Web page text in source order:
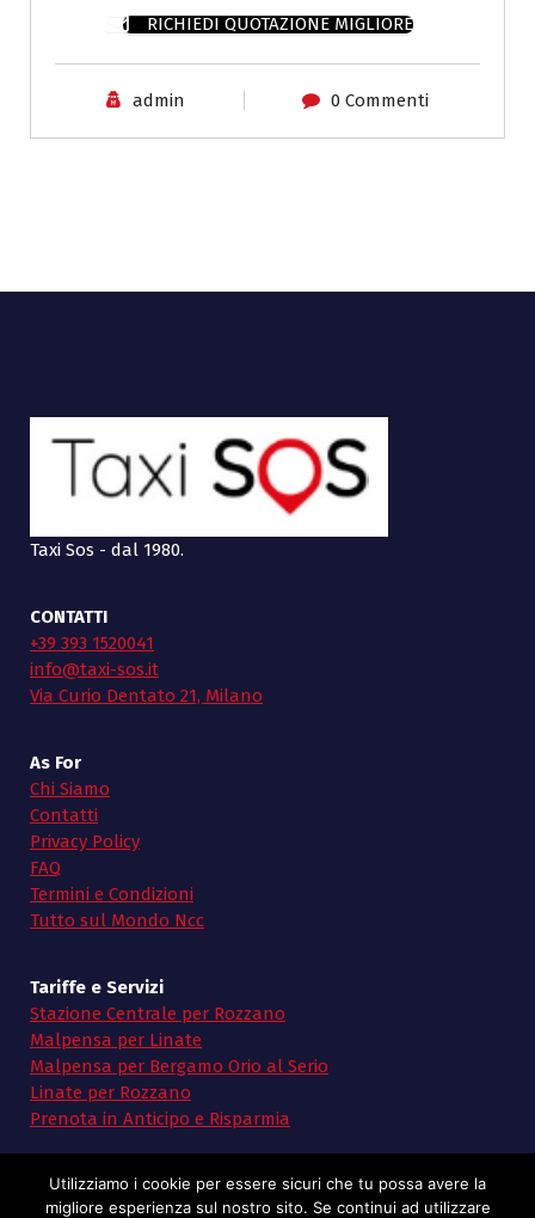
RICHIEDI QUOTAZIONE MIGLIORE
admin 0 Commenti
Taxi Sos - dal 1980.
CONTATTI
+39 393 1520041
info@taxi-sos.it
Via Curio Dentato 21, Milano
As For
Chi Siamo
Contatti
Privacy Policy
FAQ
Termini e Condizioni
Tutto sul Mondo Ncc
Tariffe e Servizi
Stazione Centrale per Rozzano
Malpensa per Linate
Malpensa per Bergamo Orio al Serio
Linate per Rozzano
Prenota in Anticipo e Risparmia
Utilizziamo i cookie per essere sicuri che tu possa avere la
migliore esperienza sul nostro sito. Se continui ad utilizzare